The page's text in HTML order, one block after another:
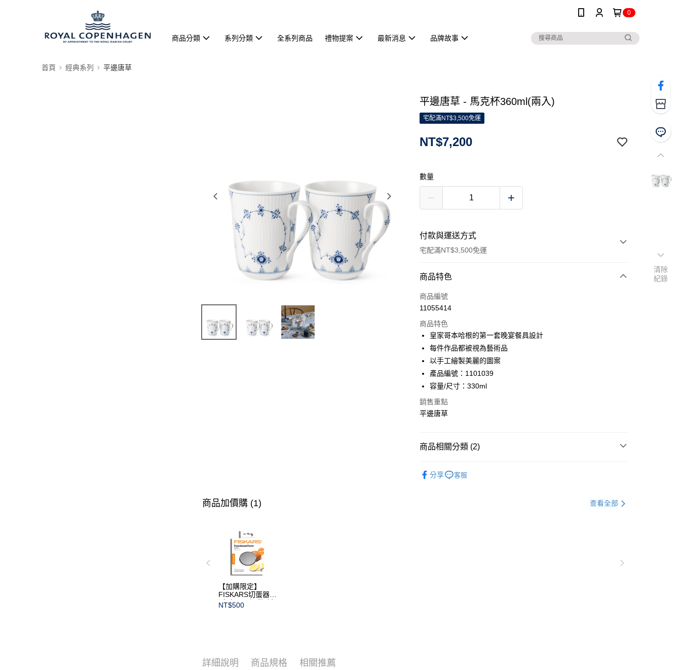
0
商品分類 系列分類 全系列商品 禮物提案 最新消息 品牌故事
首頁 經典系列 平邊唐草
平邊唐草 - 馬克杯360ml(兩入)
宅配滿NT$3,500免運
NT$7,200
數量
付款與運送方式
宅配滿NT$3,500免運
付款方式
信用卡一次付款
3 期 0 利率 每期 NT$2,400
合作金庫商業銀行
華南商業銀行
國泰世華商業銀行
臺灣中小企業銀行
匯豐（台灣）商業銀行
聯邦商業銀行
台新國際商業銀行
台灣樂天信用卡公司
LINE Pay
運送方式
黑貓宅急便
商品特色
商品編號
11055414
商品特色
皇家哥本哈根的第一套晚宴餐具設計
每件作品都被視為藝術品
以手工繪製美麗的圖案
產品編號：1101039
容量/尺寸：330ml
銷售重點
平邊唐草
商品相關分類 (2)
分享 客服
商品加價購 (1) 查看全部
【加購限定】
FISKARS切蛋器
(本商品不提供破損
保證)
NT$500
詳細說明 商品規格 相關推薦
清除
紀錄